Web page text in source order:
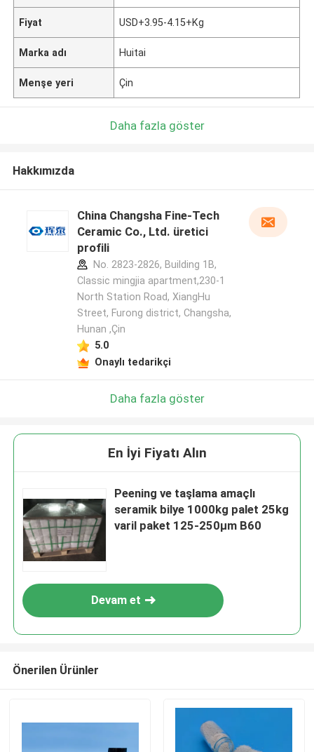
Fiyat USD+3.95-4.15+Kg
Marka adı Huitai
Menşe yeri Çin
Daha fazla göster
Hakkımızda
China Changsha Fine-Tech
Ceramic Co., Ltd. üretici
profili
No. 2823-2826, Building 1B,
Classic mingjia apartment,230-1
North Station Road, XiangHu
Street, Furong district, Changsha,
Hunan ,Çin
5.0
Onaylı tedarikçi
Daha fazla göster
En İyi Fiyatı Alın
Peening ve taşlama amaçlı
seramik bilye 1000kg palet 25kg
varil paket 125-250μm B60
Devam et
Önerilen Ürünler